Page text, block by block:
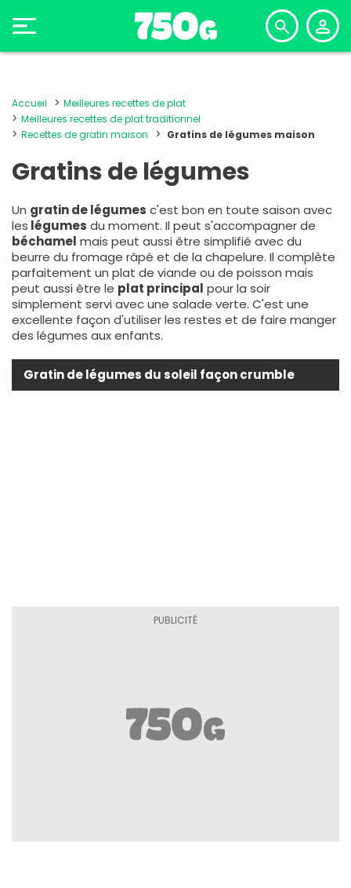
Accueil
Meilleures recettes de plat
Meilleures recettes de plat traditionnel
Recettes de gratin maison
Gratins de légumes maison
Gratins de légumes
Un gratin de légumes c'est bon en toute saison avec
les légumes du moment. Il peut s'accompagner de
béchamel mais peut aussi être simplifié avec du
beurre du fromage râpé et de la chapelure. Il complète
parfaitement un plat de viande ou de poisson mais
peut aussi être le plat principal pour la soir
simplement servi avec une salade verte. C'est une
excellente façon d'utiliser les restes et de faire manger
des légumes aux enfants.
Gratin de légumes du soleil façon crumble